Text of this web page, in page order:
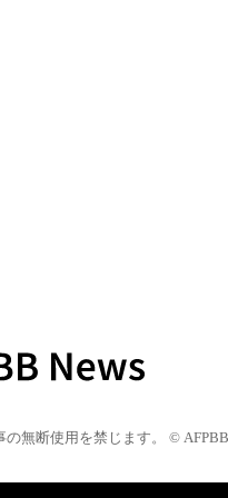
無断使用を禁じます。 © AFPBB